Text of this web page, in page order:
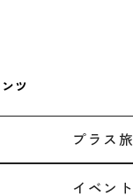
ツ
プラス旅
イベント